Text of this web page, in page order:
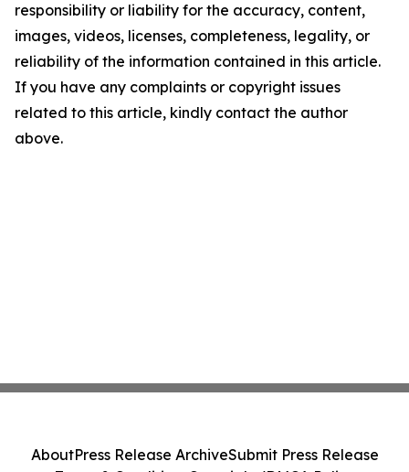
responsibility or liability for the accuracy, content,
images, videos, licenses, completeness, legality, or
reliability of the information contained in this article.
If you have any complaints or copyright issues
related to this article, kindly contact the author
above.
AboutPress Release ArchiveSubmit Press Release